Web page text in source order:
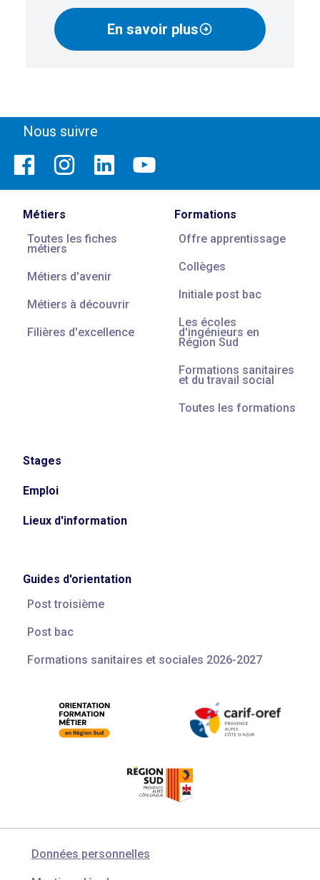
En savoir plus
Nous suivre
Métiers
Toutes les fiches
métiers
Métiers d'avenir
Métiers à découvrir
Filières d'excellence
Formations
Offre apprentissage
Collèges
Initiale post bac
Les écoles
d'ingénieurs en
Région Sud
Formations sanitaires
et du travail social
Toutes les formations
Stages
Emploi
Lieux d'information
Guides d'orientation
Post troisième
Post bac
Formations sanitaires et sociales 2026-2027
Données personnelles